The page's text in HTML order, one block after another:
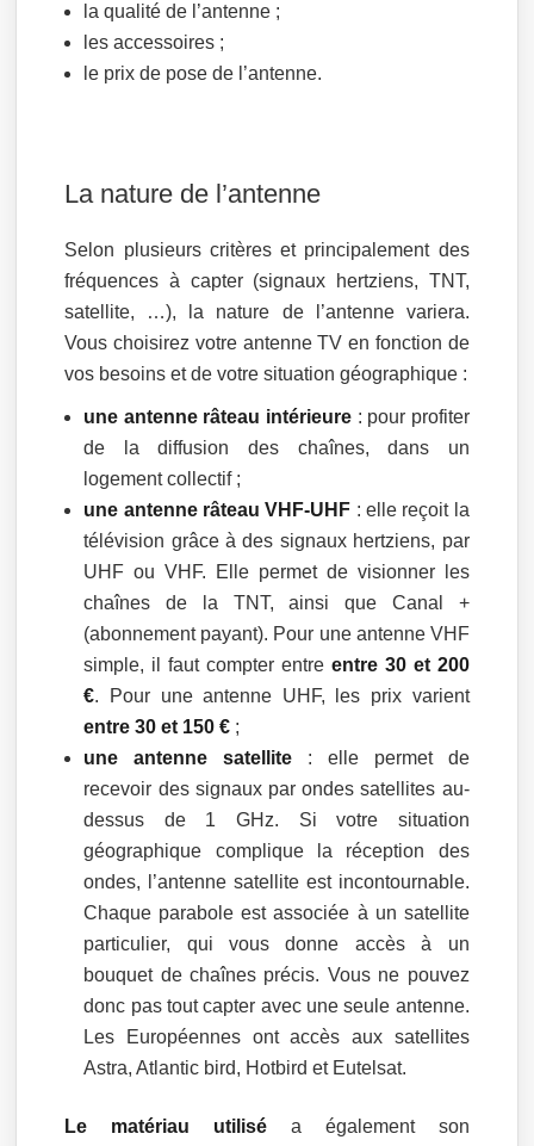
la qualité de l’antenne ;
les accessoires ;
le prix de pose de l’antenne.
La nature de l’antenne
Selon plusieurs critères et principalement des
fréquences à capter (signaux hertziens, TNT,
satellite, …), la nature de l’antenne variera.
Vous choisirez votre antenne TV en fonction de
vos besoins et de votre situation géographique :
une antenne râteau intérieure : pour profiter
de la diffusion des chaînes, dans un
logement collectif ;
une antenne râteau VHF-UHF : elle reçoit la
télévision grâce à des signaux hertziens, par
UHF ou VHF. Elle permet de visionner les
chaînes de la TNT, ainsi que Canal +
(abonnement payant). Pour une antenne VHF
simple, il faut compter entre entre 30 et 200
€. Pour une antenne UHF, les prix varient
entre 30 et 150 € ;
une antenne satellite : elle permet de
recevoir des signaux par ondes satellites au-
dessus de 1 GHz. Si votre situation
géographique complique la réception des
ondes, l’antenne satellite est incontournable.
Chaque parabole est associée à un satellite
particulier, qui vous donne accès à un
bouquet de chaînes précis. Vous ne pouvez
donc pas tout capter avec une seule antenne.
Les Européennes ont accès aux satellites
Astra, Atlantic bird, Hotbird et Eutelsat.
Le matériau utilisé a également son